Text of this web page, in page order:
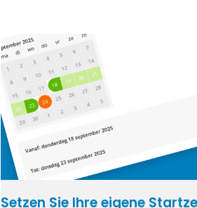
Setzen Sie Ihre eigene